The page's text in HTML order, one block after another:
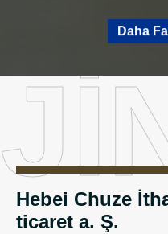
Daha
Hebei Chuze
ticaret a. Ş.